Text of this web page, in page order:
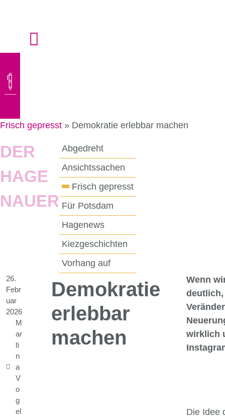
springen
Frisch gepresst » Demokratie erlebbar machen
DER
HAGE
NAUER
Abgedreht
Ansichtssachen
Frisch gepresst
Für Potsdam
Hagenews
Kiezgeschichten
Vorhang auf
26.
Febr
uar
2026
M
ar
ti
n
a
V
o
g
el
Demokratie
erlebbar
machen
Wenn
wirklich
Die Idee